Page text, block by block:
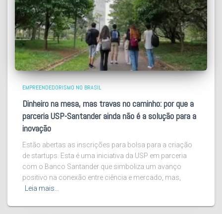
EMPREENDEDORISMO NO BRASIL
Dinheiro na mesa, mas travas no caminho: por que a
parceria USP-Santander ainda não é a solução para a
inovação
Estão abertas as inscrições para bolsa para a criação
de startups. Esta é uma iniciativa da USP em parceria
com o Banco Santander que simboliza um avanço
positivo na conexão entre ciência e mercado, mas,
Leia mais…